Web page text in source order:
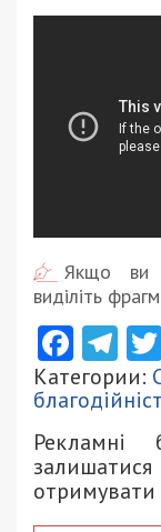
Якщо ви
виділіть
Категории:
отримувати